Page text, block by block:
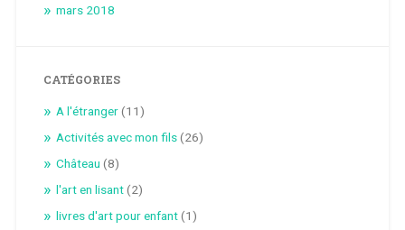
mars 2018
CATÉGORIES
A l'étranger(11)
Activités avec mon fils(26)
Château (8)
l'art en lisant(2)
livres d'art pour enfant(1)